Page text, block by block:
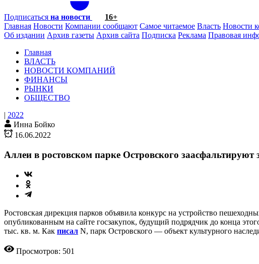
Подписаться на новости
16+
Главная Новости Компании сообщают Самое читаемое Власть Новости
Об издании Архив газеты Архив сайта Подписка Реклама Правовая
Главная
ВЛАСТЬ
НОВОСТИ КОМПАНИЙ
ФИНАНСЫ
РЫНКИ
ОБЩЕСТВО
| 2022
Инна Бойко
16.06.2022
Аллеи в ростовском парке Островского заасфальтируют
Ростовская дирекция парков объявила конкурс на устройство
опубликованным на сайте госзакупок, будущий подрядчик до конца
тыс. кв. м. Как писал N, парк Островского — объект культурного
Просмотров: 501